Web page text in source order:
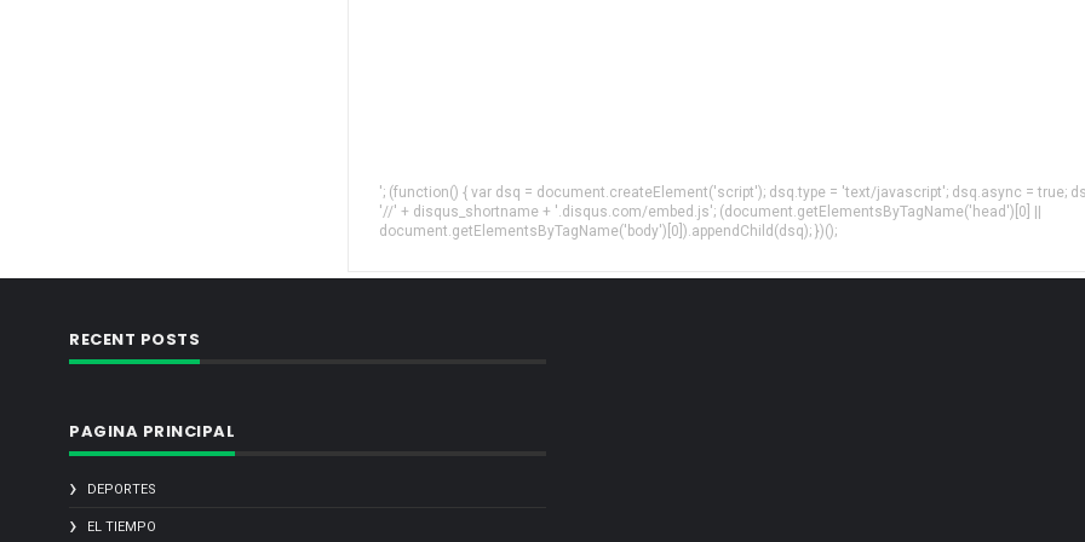
'; (function() { var dsq = document.createElement('script'); dsq.type = 'text/javascript'; dsq.async = true;
'//' + disqus_shortname + '.disqus.com/embed.js'; (document.getElementsByTagName('head')[0] ||
document.getElementsByTagName('body')[0]).appendChild(dsq); })();
RECENT POSTS
PAGINA PRINCIPAL
DEPORTES
EL TIEMPO